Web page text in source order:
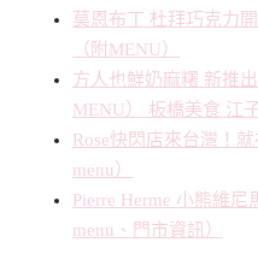
莫恩布丁 杜拜巧克力
（附MENU）
方人也鮮奶麻糬 新推
MENU） 板橋美食 江
Rose快閃店來台灣！
menu）
Pierre Herme 小熊維
menu、門市資訊）